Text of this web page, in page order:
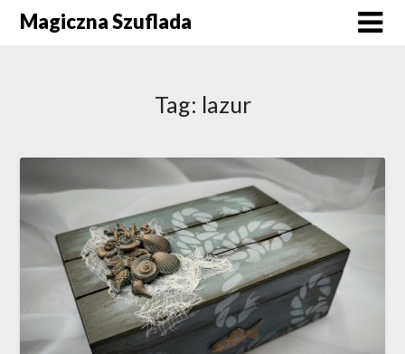
SkipMagiczna Szuflada
Tag: lazur